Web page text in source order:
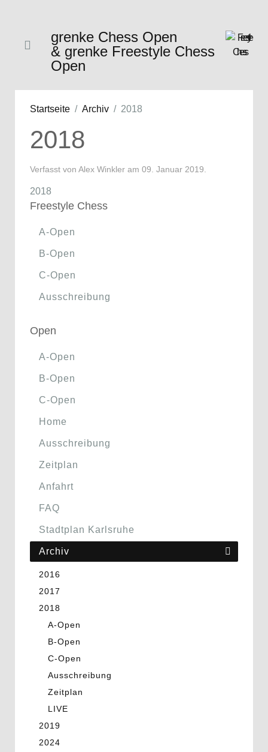
grenke Chess Open
& grenke Freestyle Chess
Open
Startseite Archiv 2018
2018
Verfasst von Alex Winkler am 09. Januar 2019
2018
Freestyle Chess
A-Open
B-Open
C-Open
Ausschreibung
Open
A-Open
B-Open
C-Open
Home
Ausschreibung
Zeitplan
Anfahrt
FAQ
Stadtplan Karlsruhe
Archiv
2016
2017
2018
A-Open
B-Open
C-Open
Ausschreibung
Zeitplan
LIVE
2019
2024